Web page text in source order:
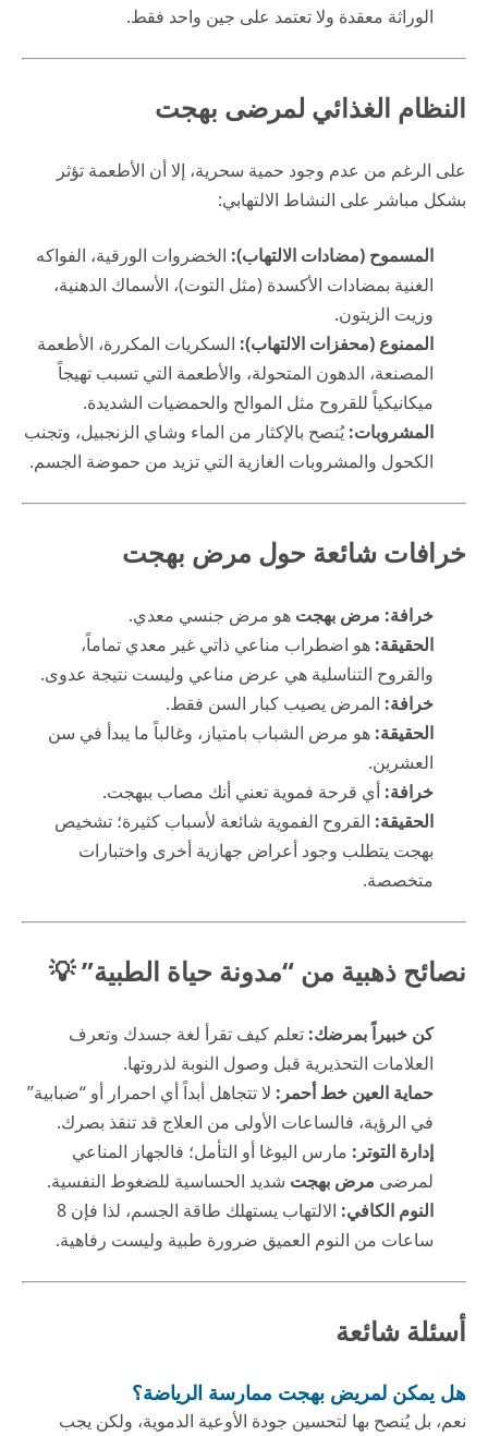
الوراثة معقدة ولا تعتمد على جين واحد فقط.
النظام الغذائي لمرضى بهجت
على الرغم من عدم وجود حمية سحرية، إلا أن الأطعمة تؤثر
بشكل مباشر على النشاط الالتهابي:
المسموح (مضادات الالتهاب): الخضروات الورقية، الفواكه
الغنية بمضادات الأكسدة (مثل التوت)، الأسماك الدهنية،
وزيت الزيتون.
الممنوع (محفزات الالتهاب): السكريات المكررة، الأطعمة
المصنعة، الدهون المتحولة، والأطعمة التي تسبب تهيجاً
ميكانيكياً للقروح مثل الموالح والحمضيات الشديدة.
المشروبات:يُنصح بالإكثار من الماء وشاي الزنجبيل، وتجنب
الكحول والمشروبات الغازية التي تزيد من حموضة الجسم.
خرافات شائعة حول مرض بهجت
خرافة: مرض بهجت هو مرض جنسي معدي.
الحقيقة: هو اضطراب مناعي ذاتي غير معدي تماماً،
والقروح التناسلية هي عرض مناعي وليست نتيجة عدوى.
خرافة: المرض يصيب كبار السن فقط.
الحقيقة: هو مرض الشباب بامتياز، وغالباً ما يبدأ في سن
العشرين.
خرافة: أي قرحة فموية تعني أنك مصاب ببهجت.
الحقيقة: القروح الفموية شائعة لأسباب كثيرة؛ تشخيص
بهجت يتطلب وجود أعراض جهازية أخرى واختبارات
متخصصة.
نصائح ذهبية من “مدونة حياة الطبية” 💡
كن خبيراً بمرضك: تعلم كيف تقرأ لغة جسدك وتعرف
العلامات التحذيرية قبل وصول النوبة لذروتها.
حماية العين خط أحمر: لا تتجاهل أبداً أي احمرار أو “ضبابية”
في الرؤية، فالساعات الأولى من العلاج قد تنقذ بصرك.
إدارة التوتر: مارس اليوغا أو التأمل؛ فالجهاز المناعي
لمرضى مرض بهجت شديد الحساسية للضغوط النفسية.
النوم الكافي:
الالتهاب يستهلك طاقة الجسم، لذا فإن 8
ساعات من النوم العميق ضرورة طبية وليست رفاهية.
أسئلة شائعة
هل يمكن لمريض بهجت ممارسة الرياضة؟
نعم، بل يُنصح بها لتحسين جودة الأوعية الدموية، ولكن يجب